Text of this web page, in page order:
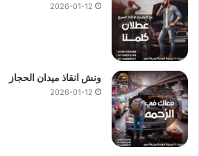
2026-01-12
ونش انقاذ ميدان الحجاز
2026-01-12